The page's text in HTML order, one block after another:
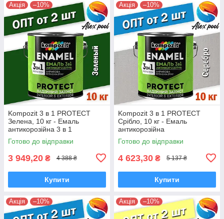
Акція –10%
Kompozit 3 в 1 PROTECT
Зелена, 10 кг - Емаль
антикорозійна 3 в 1
універсальна
Готово до відправки
3 949,20 ₴ 4 388 ₴
Купити
Акція –10%
Kompozit 3 в 1 PROTECT
Срібло, 10 кг - Емаль
антикорозійна
Готово до відправки
4 623,30 ₴ 5 137 ₴
Купити
Акція –10% Акція –10%